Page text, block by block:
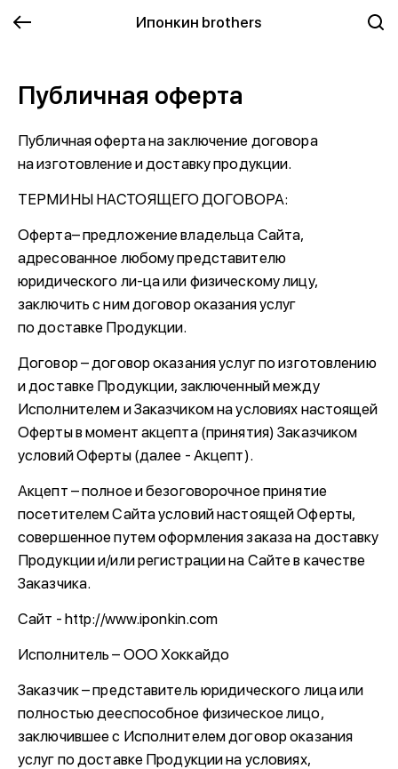
Ипонкин brothers
Публичная оферта
Публичная оферта на заключение договора
на изготовление и доставку продукции.
ТЕРМИНЫ НАСТОЯЩЕГО ДОГОВОРА:
Оферта– предложение владельца Сайта,
адресованное любому представителю
юридического ли-ца или физическому лицу,
заключить с ним договор оказания услуг
по доставке Продукции.
Договор – договор оказания услуг по изготовлению
и доставке Продукции, заключенный между
Исполнителем и Заказчиком на условиях настоящей
Оферты в момент акцепта (принятия) Заказчиком
условий Оферты (далее - Акцепт).
Акцепт – полное и безоговорочное принятие
посетителем Сайта условий настоящей Оферты,
совершенное путем оформления заказа на доставку
Продукции и/или регистрации на Сайте в качестве
Заказчика.
Сайт - http://www.iponkin.com
Исполнитель – ООО Хоккайдо
Заказчик – представитель юридического лица или
полностью дееспособное физическое лицо,
заключившее с Исполнителем договор оказания
услуг по доставке Продукции на условиях,